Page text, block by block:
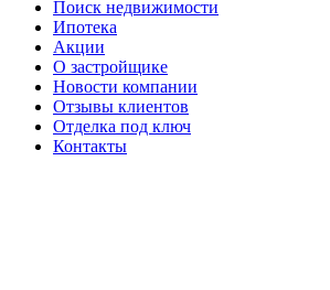
Поиск недвижимости
Ипотека
Акции
О застройщике
Новости компании
Отзывы клиентов
Отделка под ключ
Контакты